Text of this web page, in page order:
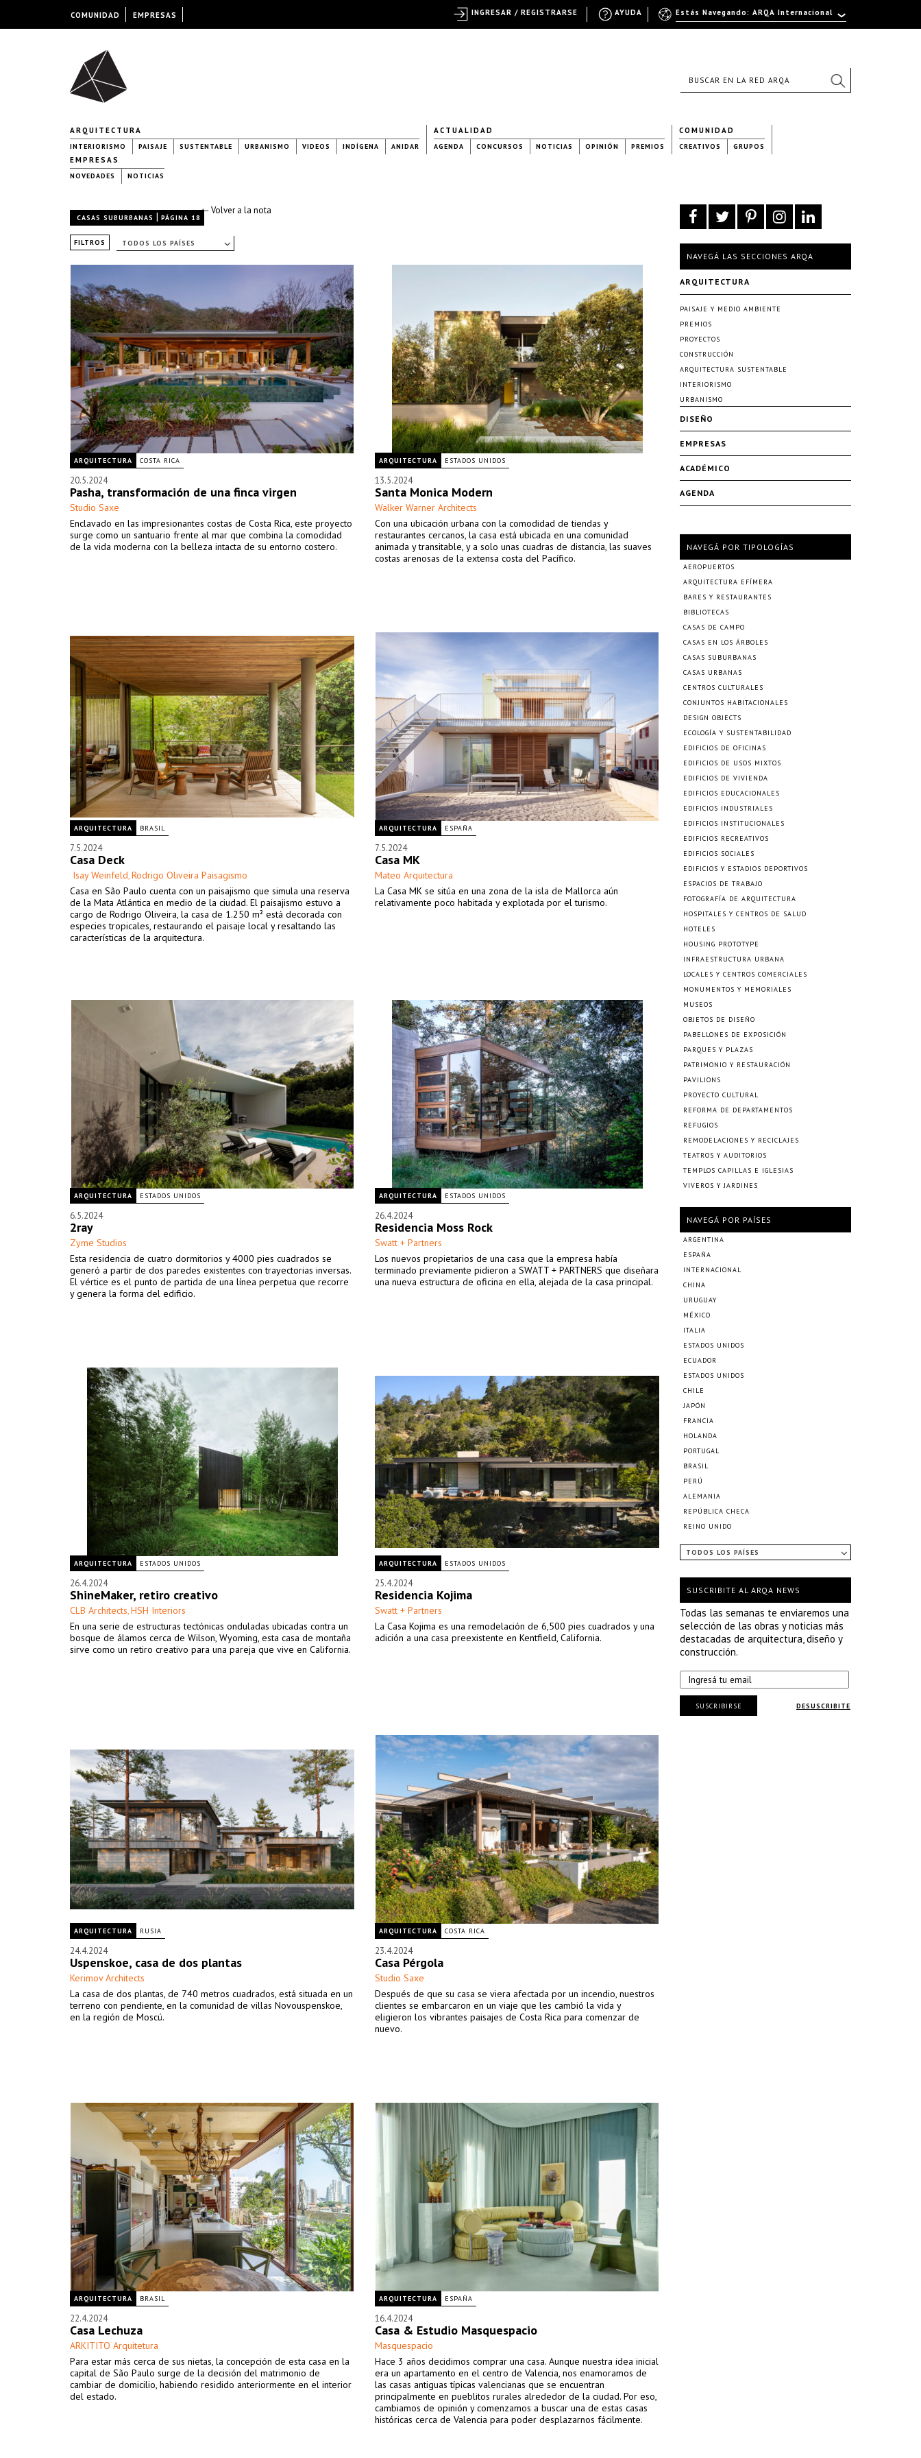
ARQUITECTURA
INTERIORISMO PAISAJE SUSTENTABLE URBANISMO VIDEOS INDÍGENA ANIDAR
ACTUALIDAD
AGENDA CONCURSOS NOTICIAS OPINIÓN PREMIOS
COMUNIDAD
CREATIVOS GRUPOS
EMPRESAS
NOVEDADES NOTICIAS
← Volver a la nota
CASAS SUBURBANAS | PÁGINA 18
FILTROS TODOS LOS PAÍSES
ARQUITECTURA COSTA RICA
20.5.2024
Pasha, transformación de una finca virgen
Studio Saxe
Enclavado en las impresionantes costas de Costa Rica, este proyecto
surge como un santuario frente al mar que combina la comodidad
de la vida moderna con la belleza intacta de su entorno costero.
ARQUITECTURA ESTADOS UNIDOS
13.5.2024
Santa Monica Modern
Walker Warner Architects
Con una ubicación urbana con la comodidad de tiendas y
restaurantes cercanos, la casa está ubicada en una comunidad
animada y transitable, y a solo unas cuadras de distancia, las suaves
costas arenosas de la extensa costa del Pacífico.
ARQUITECTURA BRASIL
7.5.2024
Casa Deck
Isay Weinfeld, Rodrigo Oliveira Paisagismo
Casa en São Paulo cuenta con un paisajismo que simula una reserva
de la Mata Atlántica en medio de la ciudad. El paisajismo estuvo a
cargo de Rodrigo Oliveira, la casa de 1.250 m² está decorada con
especies tropicales, restaurando el paisaje local y resaltando las
características de la arquitectura.
ARQUITECTURA ESPAÑA
7.5.2024
Casa MK
Mateo Arquitectura
La Casa MK se sitúa en una zona de la isla de Mallorca aún
relativamente poco habitada y explotada por el turismo.
ARQUITECTURA ESTADOS UNIDOS
6.5.2024
2ray
Zyme Studios
Esta residencia de cuatro dormitorios y 4000 pies cuadrados se
generó a partir de dos paredes existentes con trayectorias inversas.
El vértice es el punto de partida de una línea perpetua que recorre
y genera la forma del edificio.
ARQUITECTURA ESTADOS UNIDOS
26.4.2024
Residencia Moss Rock
Swatt + Partners
Los nuevos propietarios de una casa que la empresa había
terminado previamente pidieron a SWATT + PARTNERS que diseñara
una nueva estructura de oficina en ella, alejada de la casa principal.
ARQUITECTURA ESTADOS UNIDOS
26.4.2024
ShineMaker, retiro creativo
CLB Architects, HSH Interiors
En una serie de estructuras tectónicas onduladas ubicadas contra un
bosque de álamos cerca de Wilson, Wyoming, esta casa de montaña
sirve como un retiro creativo para una pareja que vive en California.
ARQUITECTURA ESTADOS UNIDOS
25.4.2024
Residencia Kojima
Swatt + Partners
La Casa Kojima es una remodelación de 6,500 pies cuadrados y una
adición a una casa preexistente en Kentfield, California.
ARQUITECTURA RUSIA
24.4.2024
Uspenskoe, casa de dos plantas
Kerimov Architects
La casa de dos plantas, de 740 metros cuadrados, está situada en un
terreno con pendiente, en la comunidad de villas Novouspenskoe,
en la región de Moscú.
ARQUITECTURA COSTA RICA
23.4.2024
Casa Pérgola
Studio Saxe
Después de que su casa se viera afectada por un incendio, nuestros
clientes se embarcaron en un viaje que les cambió la vida y
eligieron los vibrantes paisajes de Costa Rica para comenzar de
nuevo.
ARQUITECTURA BRASIL
22.4.2024
Casa Lechuza
ARKITITO Arquitetura
Para estar más cerca de sus nietas, la concepción de esta casa en la
capital de São Paulo surge de la decisión del matrimonio de
cambiar de domicilio, habiendo residido anteriormente en el interior
del estado.
ARQUITECTURA ESPAÑA
16.4.2024
Casa & Estudio Masquespacio
Masquespacio
Hace 3 años decidimos comprar una casa. Aunque nuestra idea inicial
era un apartamento en el centro de Valencia, nos enamoramos de
las casas antiguas típicas valencianas que se encuentran
principalmente en pueblitos rurales alrededor de la ciudad. Por eso,
cambiamos de opinión y comenzamos a buscar una de estas casas
históricas cerca de Valencia para poder desplazarnos fácilmente.
NAVEGÁ LAS SECCIONES ARQA
ARQUITECTURA
PAISAJE Y MEDIO AMBIENTE
PREMIOS
PROYECTOS
CONSTRUCCIÓN
ARQUITECTURA SUSTENTABLE
INTERIORISMO
URBANISMO
DISEÑO
EMPRESAS
ACADÉMICO
AGENDA
NAVEGÁ POR TIPOLOGÍAS
AEROPUERTOS
ARQUITECTURA EFÍMERA
BARES Y RESTAURANTES
BIBLIOTECAS
CASAS DE CAMPO
CASAS EN LOS ÁRBOLES
CASAS SUBURBANAS
CASAS URBANAS
CENTROS CULTURALES
CONJUNTOS HABITACIONALES
DESIGN OBJECTS
ECOLOGÍA Y SUSTENTABILIDAD
EDIFICIOS DE OFICINAS
EDIFICIOS DE USOS MIXTOS
EDIFICIOS DE VIVIENDA
EDIFICIOS EDUCACIONALES
EDIFICIOS INDUSTRIALES
EDIFICIOS INSTITUCIONALES
EDIFICIOS RECREATIVOS
EDIFICIOS SOCIALES
EDIFICIOS Y ESTADIOS DEPORTIVOS
ESPACIOS DE TRABAJO
FOTOGRAFÍA DE ARQUITECTURA
HOSPITALES Y CENTROS DE SALUD
HOTELES
HOUSING PROTOTYPE
INFRAESTRUCTURA URBANA
LOCALES Y CENTROS COMERCIALES
MONUMENTOS Y MEMORIALES
MUSEOS
OBJETOS DE DISEÑO
PABELLONES DE EXPOSICIÓN
PARQUES Y PLAZAS
PATRIMONIO Y RESTAURACIÓN
PAVILIONS
PROYECTO CULTURAL
REFORMA DE DEPARTAMENTOS
REFUGIOS
REMODELACIONES Y RECICLAJES
TEATROS Y AUDITORIOS
TEMPLOS CAPILLAS E IGLESIAS
VIVEROS Y JARDINES
NAVEGÁ POR PAÍSES
ARGENTINA
ESPAÑA
INTERNACIONAL
CHINA
URUGUAY
MÉXICO
ITALIA
ESTADOS UNIDOS
ECUADOR
ESTADOS UNIDOS
CHILE
JAPÓN
FRANCIA
HOLANDA
PORTUGAL
BRASIL
PERÚ
ALEMANIA
REPÚBLICA CHECA
REINO UNIDO
TODOS LOS PAÍSES
SUSCRIBITE AL ARQA NEWS
Todas las semanas te enviaremos una
selección de las obras y noticias más
destacadas de arquitectura, diseño y
construcción.
DESUSCRIBITE
SUSCRIBIRSE
COMUNIDAD EMPRESAS Estás Navegando: ARQA Internacional
AYUDA
INGRESAR / REGISTRARSE